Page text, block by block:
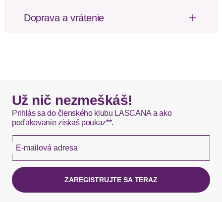
glänzender Kontrastpaspel am V-Ausschnitt und
halben Ärmeln. Floral bedruckte Hose mit
Doprava a vrátenie
Okamžite dostupné položky sú zvyčajne doručené
kuriérom DHL do 1-3 pracovných dní.
Hermes - 0,00 EUR
Okamžite dostupné položky sú zvyčajne doručené
kuriérom Hermes do 1-3 pracovných dní.
Už nič nezmeškáš!
Prihlás sa do členského klubu LASCANA a ako
poďakovanie získaš poukaz**.
E-mailová adresa
ZAREGISTRUJTE SA TERAZ